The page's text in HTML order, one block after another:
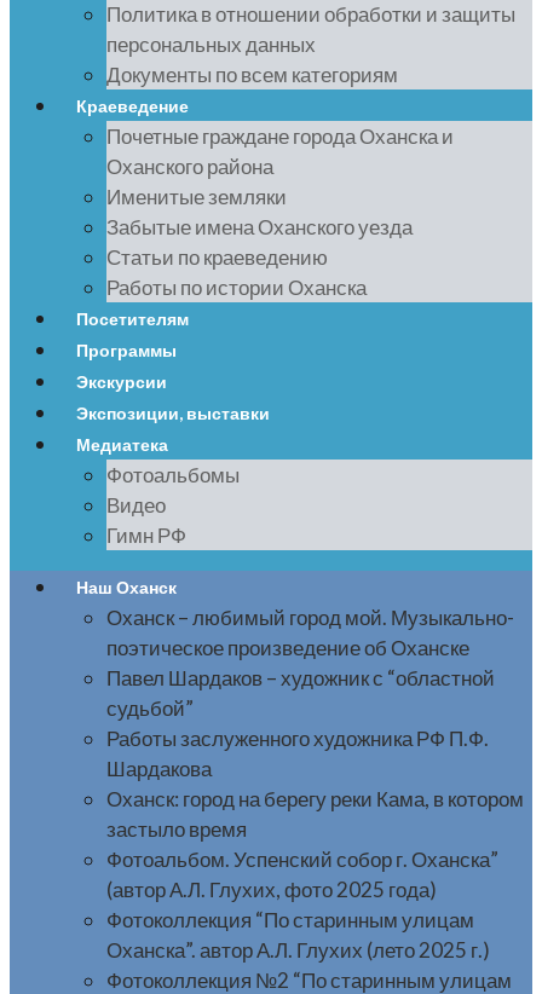
Политика в отношении обработки и защиты
персональных данных
Документы по всем категориям
Краеведение
Почетные граждане города Оханска и
Оханского района
Именитые земляки
Забытые имена Оханского уезда
Статьи по краеведению
Работы по истории Оханска
Посетителям
Программы
Экскурсии
Экспозиции, выставки
Медиатека
Фотоальбомы
Видео
Гимн РФ
Наш Оханск
Оханск – любимый город мой. Музыкально-
поэтическое произведение об Оханске
Павел Шардаков – художник с “областной
судьбой”
Работы заслуженного художника РФ П.Ф.
Шардакова
Оханск: город на берегу реки Кама, в котором
застыло время
Фотоальбом. Успенский собор г. Оханска”
(автор А.Л. Глухих, фото 2025 года)
Фотоколлекция “По старинным улицам
Оханска”. автор А.Л. Глухих (лето 2025 г.)
Фотоколлекция №2 “По старинным улицам